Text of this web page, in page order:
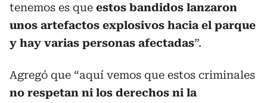
tenemos es que estos bandidos lanzaron
unos artefactos explosivos hacia el parque
y hay varias personas afectadas”.
Agregó que “aquí vemos que estos criminales
no respetan ni los derechos ni la